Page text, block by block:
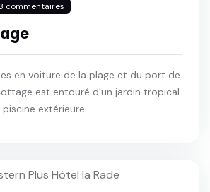
commentaires
en voiture de la plage et du port de
est entouré d'un jardin tropical
extérieure.